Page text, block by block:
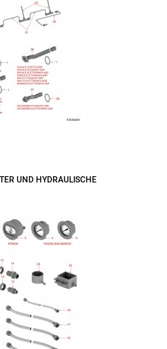
UND HYDRAULISCHE